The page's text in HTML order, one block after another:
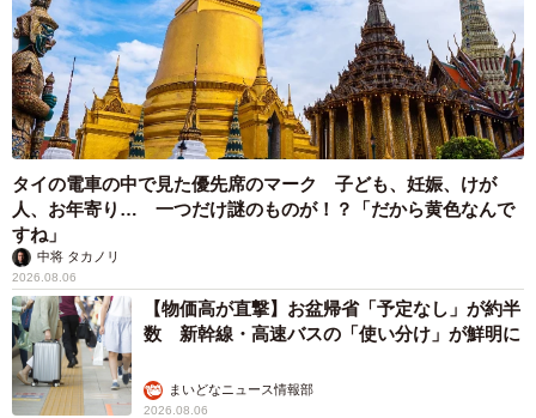
タイの電車の中で見た優先席のマーク 子ども、妊娠、けが
人、お年寄り… 一つだけ謎のものが！？「だから黄色なんで
すね」
中将 タカノリ
2026.08.06
【物価高が直撃】お盆帰省「予定なし」が約半
数 新幹線・高速バスの「使い分け」が鮮明に
まいどなニュース情報部
2026.08.06